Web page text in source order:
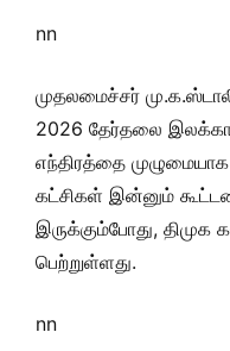
nn
முதலமைச்சர்
2026 தேர்தலை
எந்திரத்தை முழுமையாக
கட்சிகள் இன்னும்
இருக்கும்போது,
பெற்றுள்ளது.
nn